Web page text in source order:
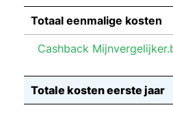
Totaal eenmalige kosten
Cashback
Totale kosten eerste jaar